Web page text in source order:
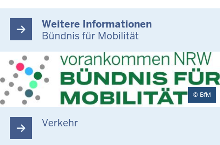
Weitere Informationen
Bündnis für Mobilität
BfM
Verkehr